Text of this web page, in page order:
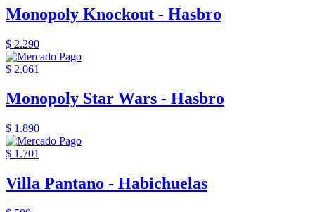
Monopoly Knockout - Hasbro
$ 2.290
$ 2.061
Monopoly Star Wars - Hasbro
$ 1.890
$ 1.701
Villa Pantano - Habichuelas